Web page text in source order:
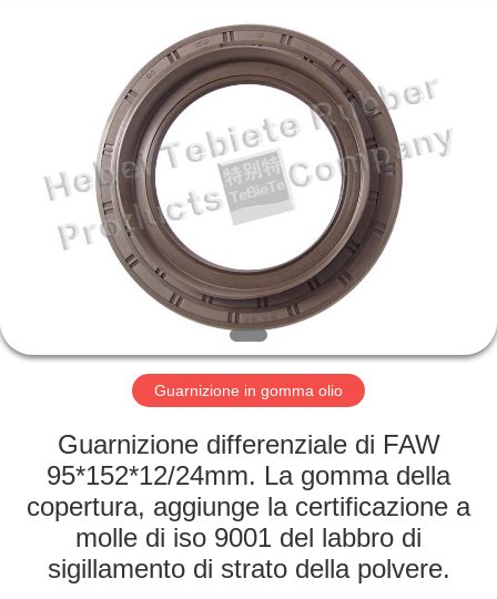
PRODOTTI
CIRCA
GIRO
FABBRICA
CONTROLLO
QUALITÀ
Guarnizione in gomma olio
Guarnizione differenziale di FAW
95*152*12/24mm. La gomma della
copertura, aggiunge la certificazione a
molle di iso 9001 del labbro di
sigillamento di strato della polvere.